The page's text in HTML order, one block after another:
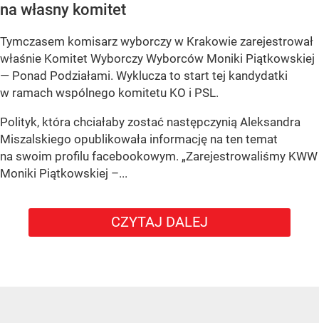
na własny komitet
Tymczasem komisarz wyborczy w Krakowie zarejestrował
właśnie Komitet Wyborczy Wyborców Moniki Piątkowskiej
— Ponad Podziałami. Wyklucza to start tej kandydatki
w ramach wspólnego komitetu KO i PSL.
Polityk, która chciałaby zostać następczynią Aleksandra
Miszalskiego opublikowała informację na ten temat
na swoim profilu facebookowym. „Zarejestrowaliśmy KWW
Moniki Piątkowskiej –...
CZYTAJ DALEJ